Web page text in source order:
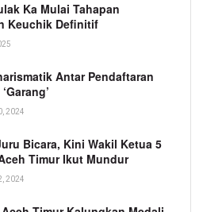
Ka Mulai Tahapan
Keuchik Definitif
Antar Pendaftaran
2024
Bicara, Kini Wakil Ketua 5
Timur Ikut Mundur
2024